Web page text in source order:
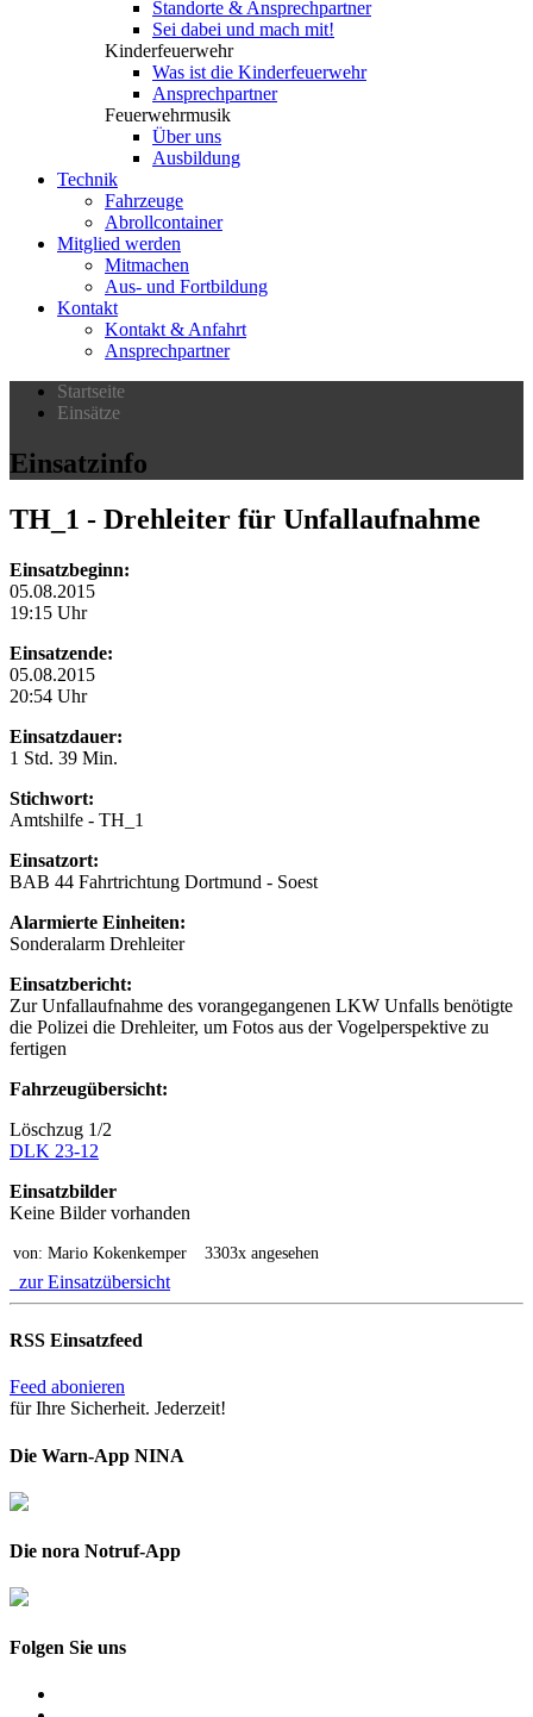
Standorte & Ansprechpartner
Sei dabei und mach mit!
Kinderfeuerwehr
Was ist die Kinderfeuerwehr
Ansprechpartner
Feuerwehrmusik
Über uns
Ausbildung
Technik
Fahrzeuge
Abrollcontainer
Mitglied werden
Mitmachen
Aus- und Fortbildung
Kontakt
Kontakt & Anfahrt
Ansprechpartner
Startseite
Einsätze
Einsatzinfo
TH_1 - Drehleiter für Unfallaufnahme
Einsatzbeginn:
05.08.2015
19:15 Uhr
Einsatzende:
05.08.2015
20:54 Uhr
Einsatzdauer:
1 Std. 39 Min.
Stichwort:
Amtshilfe - TH_1
Einsatzort:
BAB 44 Fahrtrichtung Dortmund - Soest
Alarmierte Einheiten:
Sonderalarm Drehleiter
Einsatzbericht:
Zur Unfallaufnahme des vorangegangenen LKW Unfalls benötigte
die Polizei die Drehleiter, um Fotos aus der Vogelperspektive zu
fertigen
Fahrzeugübersicht:
Löschzug 1/2
DLK 23-12
Einsatzbilder
Keine Bilder vorhanden
von: Mario Kokenkemper 3303x angesehen
zur Einsatzübersicht
RSS Einsatzfeed
Feed abonieren
für Ihre Sicherheit. Jederzeit!
Die Warn-App NINA
Die nora Notruf-App
Folgen Sie uns